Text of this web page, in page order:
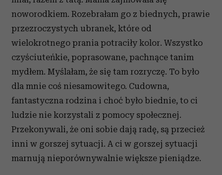
noworodkiem. Rozebrałam go z biednych, prawie
przezroczystych ubranek, które od
wielokrotnego prania potraciły kolor. Wszystko
czyściuteńkie, poprasowane, pachnące tanim
mydłem. Myślałam, że się tam rozryczę. To było
dla mnie coś niesamowitego. Cudowna,
fantastyczna rodzina i choć było biednie, to ci
ludzie nie korzystali z pomocy społecznej.
Przekonywali, że oni sobie dają radę, są przecież
inni w gorszej sytuacji. A ci w gorszej sytuacji
marnują nieporównywalnie większe pieniądze.